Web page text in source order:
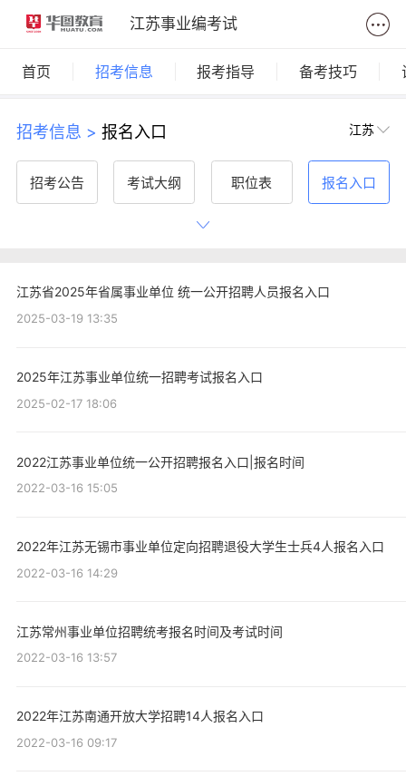
江苏事业编考试
首页 招考信息 报考指导 备考技巧
招考信息 > 报名入口 江苏
招考公告 考试大纲 职位表 报名入口
机构政策
江苏省2025年省属事业单位 统一公开招聘人员报名入口
2025-03-19 13:35
2025年江苏事业单位统一招聘考试报名入口
2025-02-17 18:06
2022江苏事业单位统一公开招聘报名入口|报名时间
2022-03-16 15:05
2022年江苏无锡市事业单位定向招聘退役大学生士兵4人报名入口
2022-03-16 14:29
江苏常州事业单位招聘统考报名时间及考试时间
2022-03-16 13:57
2022年江苏南通开放大学招聘14人报名入口
2022-03-16 09:17